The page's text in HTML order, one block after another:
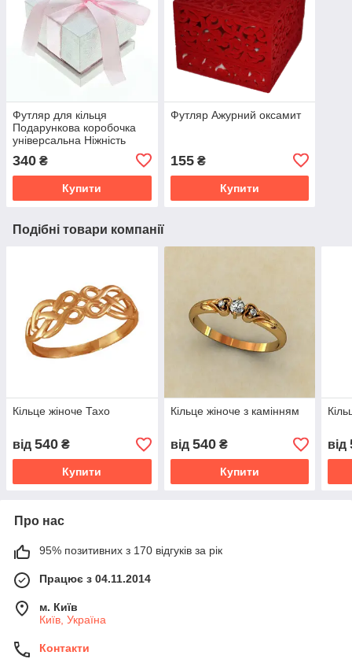
Футляр для кільця
Подарункова коробочка
універсальна Ніжність
340 ₴
Купити
Футляр Ажурний оксамит
155₴
Купити
Подібні товари компанії
Кільце жіноче Тахо
від 540 ₴
Купити
Кільце жіноче з камінням
від 540₴
Купити
від
Про нас
95% позитивних з 170 відгуків за рік
Працює з 04.11.2014
м. Київ
Київ, Україна
Контакти